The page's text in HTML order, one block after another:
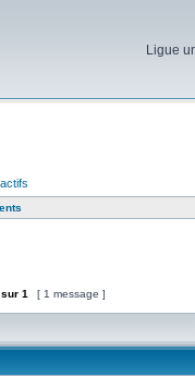
Ligue
sur 1 [ 1 message ]